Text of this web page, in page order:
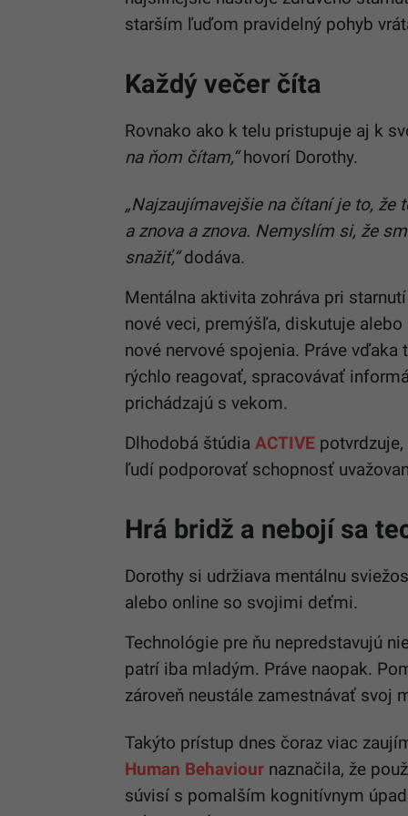
starším ľuďom pravidelný pohyb
Každý večer číta
Rovnako ako k telu pristupuje aj k
na ňom čítam,“hovorí Dorothy.
„Najzaujímavejšie na čítaní je to, že
a znova a znova. Nemyslím si, že
snažiť,“dodáva.
Mentálna aktivita zohráva pri
nové veci, premýšľa, diskutuje
nové nervové spojenia. Práve
rýchlo reagovať, spracovávať
prichádzajú s vekom.
Dlhodobá štúdia ACTIVE
ľudí podporovať schopnosť
Hrá bridž a nebojí sa
Dorothy si udržiava mentálnu
alebo online so svojimi deťmi.
Technológie pre ňu nepredstavujú
patrí iba mladým. Práve naopak.
zároveň neustále zamestnávať svoj
Takýto prístup dnes čoraz viac
Human Behaviour naznačila, že
súvisí s pomalším kognitívnym